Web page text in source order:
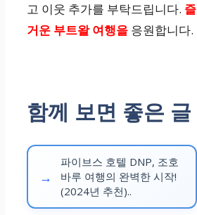
고 이웃 추가를 부탁드립니다. 즐
거운 부트왈 여행을 응원합니다.
함께 보면 좋은 글
파이브스 호텔 DNP, 조호
바루 여행의 완벽한 시작!
(2024년 추천)..